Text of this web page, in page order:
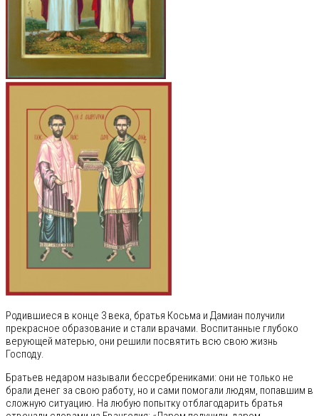
Родившиеся в конце 3 века, братья Косьма и Дамиан получили
прекрасное образование и стали врачами. Воспитанные глубоко
верующей матерью, они решили посвятить всю свою жизнь
Господу.
Братьев недаром называли бессребрениками: они не только не
брали денег за свою работу, но и сами помогали людям, попавшим в
сложную ситуацию. На любую попытку отблагодарить братья